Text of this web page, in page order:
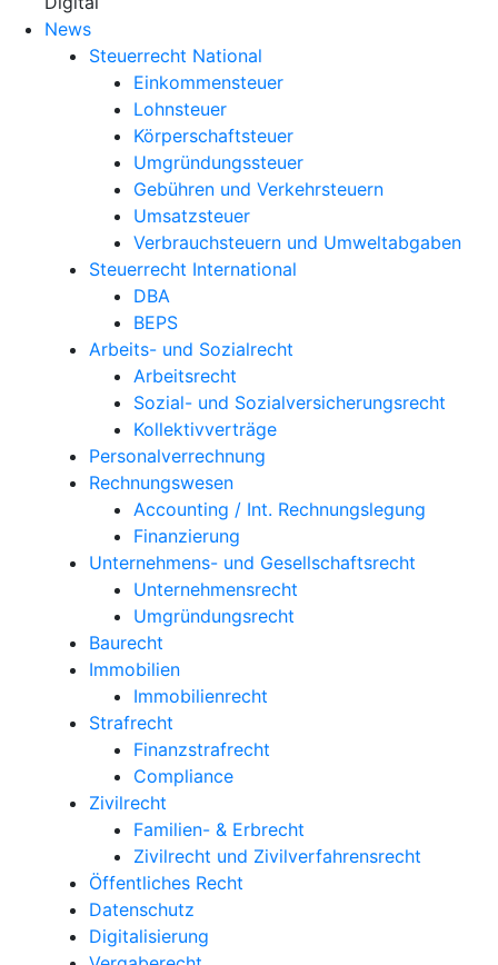
News
Steuerrecht National
Einkommensteuer
Lohnsteuer
Körperschaftsteuer
Umgründungssteuer
Gebühren und Verkehrsteuern
Umsatzsteuer
Verbrauchsteuern und Umweltabgaben
Steuerrecht International
DBA
BEPS
Arbeits- und Sozialrecht
Arbeitsrecht
Sozial- und Sozialversicherungsrecht
Kollektivverträge
Personalverrechnung
Rechnungswesen
Accounting / Int. Rechnungslegung
Finanzierung
Unternehmens- und Gesellschaftsrecht
Unternehmensrecht
Umgründungsrecht
Baurecht
Immobilien
Immobilienrecht
Strafrecht
Finanzstrafrecht
Compliance
Zivilrecht
Familien- & Erbrecht
Zivilrecht und Zivilverfahrensrecht
Öffentliches Recht
Datenschutz
Digitalisierung